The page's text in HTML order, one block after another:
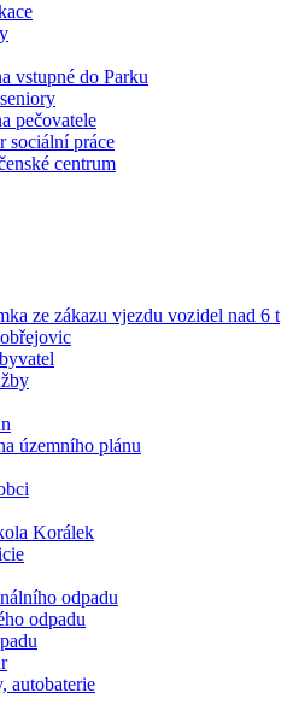
vstupné do Parku
pečovatele
sociální práce
centrum
ze zákazu vjezdu vozidel nad 6 t
územního plánu
Korálek
odpadu
odpadu
autobaterie